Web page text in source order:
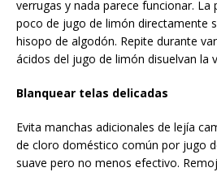
verrugas y nada parece funcionar. La
poco de jugo de limón directamente
hisopo de algodón. Repite durante
ácidos del jugo de limón disuelvan la
Blanquear telas delicadas
Evita manchas adicionales de lejía
de cloro doméstico común por jugo
suave pero no menos efectivo.